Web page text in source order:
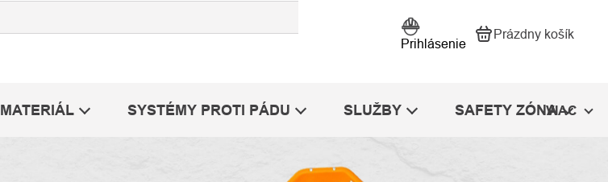
Prihlásenie Nákupný košík
Prázdny košík
SYSTÉMY PROTI PÁDU SLUŽBY SAFETY ZÓNAVIAC